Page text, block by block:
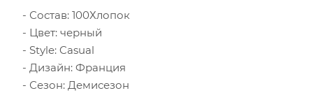
Состав: 100Хлопок
Цвет: черный
Style: Casual
Дизайн: Франция
Сезон: Демисезон